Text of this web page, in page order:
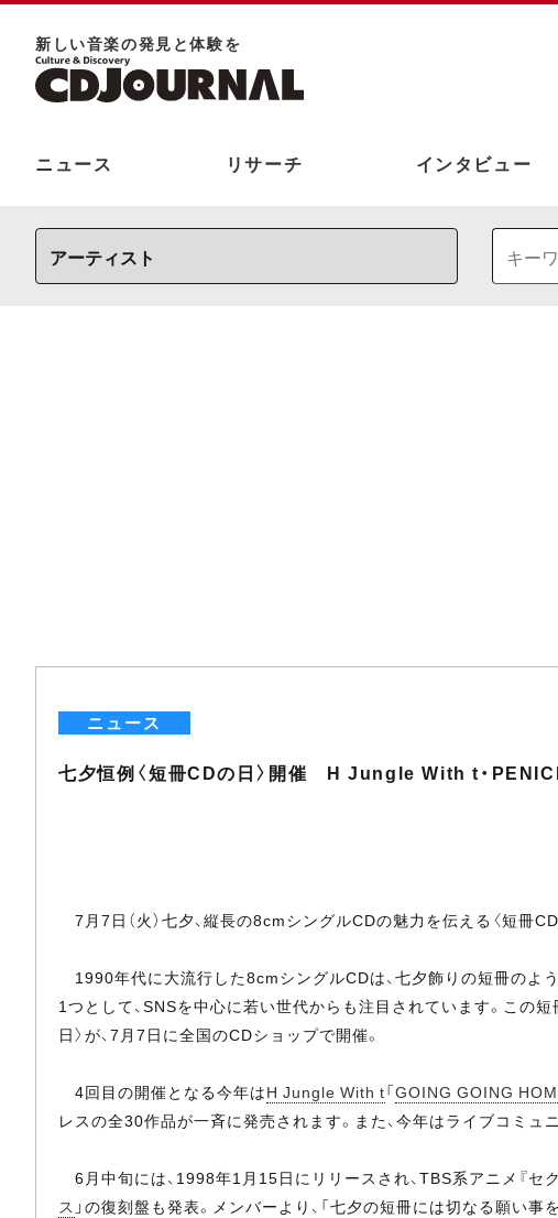
新しい⾳楽の発⾒と体験を
ニュース リサーチ インタビュー
ニュース
七夕恒例〈短冊CDの日〉開催 H Jungle With t・
7月7日（火）七夕、縦長の8cmシングルCDの魅力を伝える〈短冊
1990年代に大流行した8cmシングルCDは、七夕飾りの短冊のよ
1つとして、SNSを中心に若い世代からも注目されています。この
日〉が、7月7日に全国のCDショップで開催。
4回目の開催となる今年はH Jungle With t「GOING GOING
レスの全30作品が一斉に発売されます。また、今年はライブコミュ
6月中旬には、1998年1月15日にリリースされ、TBS系アニメ『
ス 」の復刻盤も発表。メンバーより、「七夕の短冊には切なる願い